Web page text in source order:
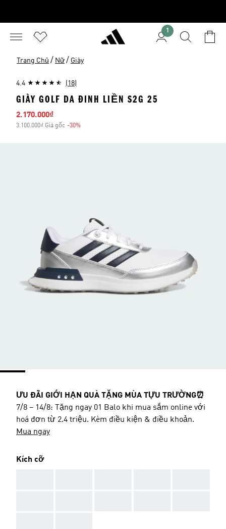
1
Trang Chủ / Nữ / Giày
4.4 (18)
GIÀY GOLF DA ĐINH LIỀN S2G 25
Giá bán
2.170.000₫
3.100.000₫ Giá gốc -30%
ƯU ĐÃI GIỚI HẠN QUÀ TẶNG MÙA TỰU TRƯỜNG⏰
7/8 – 14/8: Tặng ngay 01 Balo khi mua sắm online với
hoá đơn từ 2.4 triệu. Kèm điều kiện & điều khoản.
Mua ngay
Kích cỡ